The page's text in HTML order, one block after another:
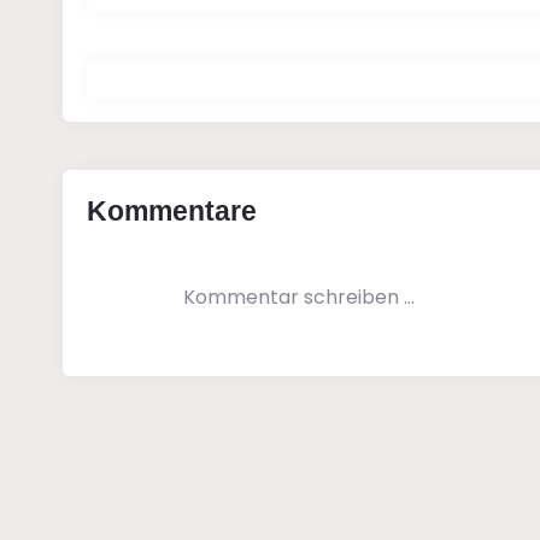
Kommentare
Kommentar schreiben …